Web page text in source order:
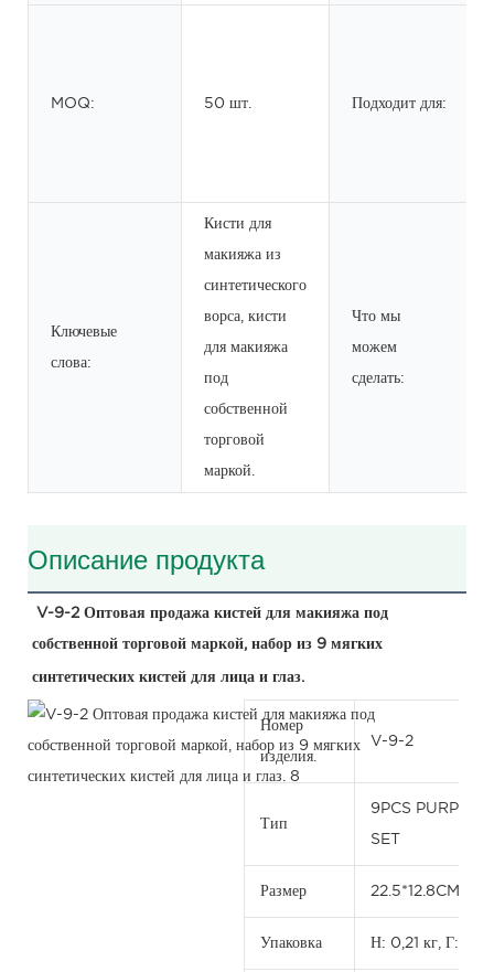
MOQ: 50 шт. Подходит для:
Ключевые
слова:
Кисти для
макияжа из
синтетического
ворса, кисти
для макияжа
под
собственной
торговой
маркой.
Что мы
можем
сделать:
Описание продукта
V-9-2 Оптовая продажа кистей для макияжа под
собственной торговой маркой, набор из 9 мягких
синтетических кистей для лица и глаз.
Номер
изделия.
V-9-2
Тип
9PCS PURPLE
SET
Размер 22.5*12.8CM
Упаковка Н: 0,21 кг, Г: